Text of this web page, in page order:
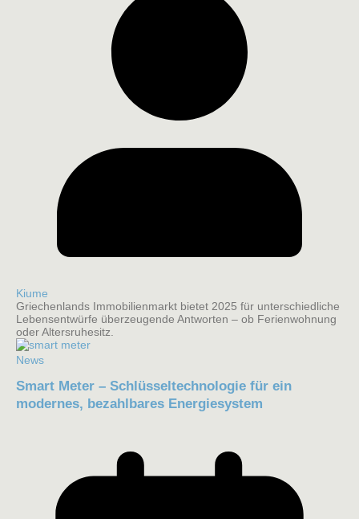
Kiume
Griechenlands Immobilienmarkt bietet 2025 für unterschiedliche
Lebensentwürfe überzeugende Antworten – ob Ferienwohnung
oder Altersruhesitz.
News
Smart Meter – Schlüsseltechnologie für ein
modernes, bezahlbares Energiesystem